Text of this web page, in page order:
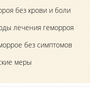
без крови и боли
лечения геморроя
без симптомов
меры